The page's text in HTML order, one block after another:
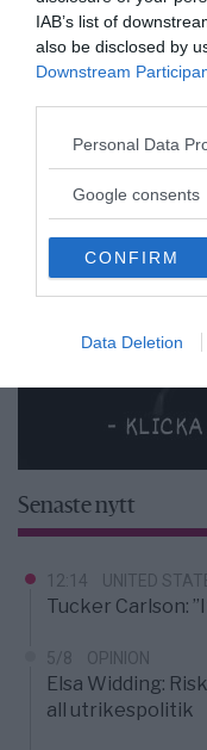
IAB’s list of
also be disclosed by
Downstream
Please note that this
not limited to your
use your data for
consent section.
Personal Data
Google consents
CONFIRM
Data Deletion
Senaste nytt
12:14 UNITED
Tucker Carlson:
5/8 OPINION
Elsa Widding:
all utrikespolitik